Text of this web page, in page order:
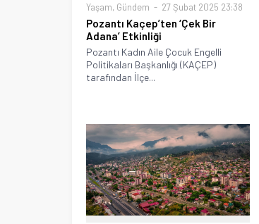
Yaşam, Gündem 27 Şubat 2025 23:38
Pozantı Kaçep’ten ‘Çek Bir
Adana’ Etkinliği
Pozantı Kadın Aile Çocuk Engelli
Politikaları Başkanlığı (KAÇEP)
tarafından İlçe...